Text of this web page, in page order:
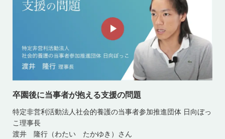
卒園後に当事者が抱える支援の問題
特定非営利活動法人社会的養護の当事者参加推進団体 日向ぼっ
こ理事長
渡井 隆行（わたい たかゆき）さん